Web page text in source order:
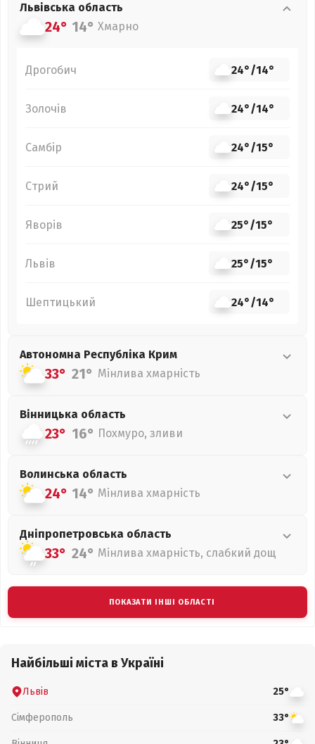
Львівська область
24° 14° Хмарно
Дрогобич 24°/14°
Золочів 24°/14°
Самбір 24°/15°
Стрий 24°/15°
Яворів 25°/15°
Львів 25°/15°
Шептицький 24°/14°
Автономна Республіка Крим
33° 21° Мінлива хмарність
Вінницька область
23° 16° Похмуро, зливи
Волинська область
24° 14° Мінлива хмарність
Дніпропетровська область
33° 24° Мінлива хмарність, слабкий дощ
ПОКАЗАТИ ІНШІ ОБЛАСТІ
Найбільші міста в Україні
Львів 25°
Сімферополь 33°